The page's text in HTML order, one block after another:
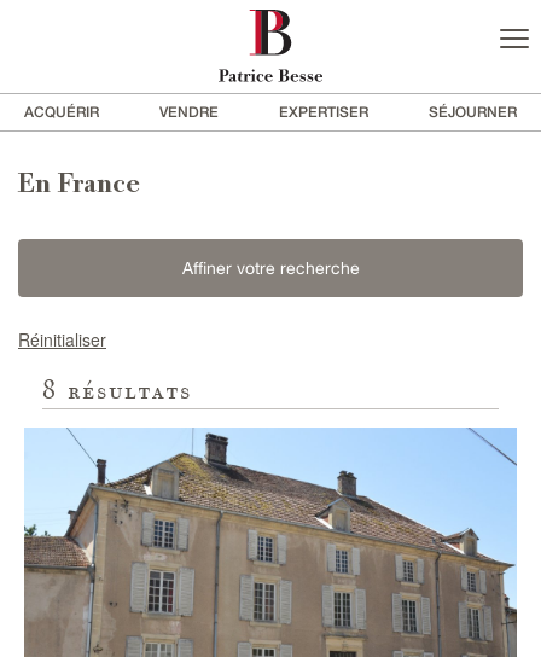
ACQUÉRIR VENDRE EXPERTISER SÉJOURNER
En France
Affiner votre recherche
Réinitialiser
8 résultats